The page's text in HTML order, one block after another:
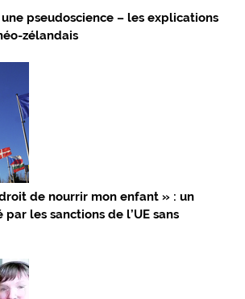
pseudoscience – les explications
zélandais
de nourrir mon enfant » : un
les sanctions de l’UE sans